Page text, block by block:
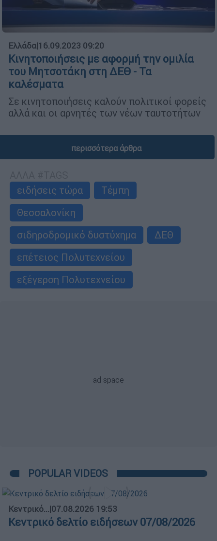
Ελλάδα|16.09.2023 09:20
Κινητοποιήσεις με αφορμή την ομιλία
του Μητσοτάκη στη ΔΕΘ - Τα
καλέσματα
Σε κινητοποιήσεις καλούν πολιτικοί φορείς
αλλά και οι αρνητές των νέων ταυτοτήτων
περισσότερα άρθρα
ειδήσεις τώρα
Τέμπη
Θεσσαλονίκη
σιδηροδρομικό δυστύχημα
ΔΕΘ
επέτειος Πολυτεχνείου
εξέγερση Πολυτεχνείου
POPULAR VIDEOS
Κεντρικό...|07.08.2026 19:53
Κεντρικό δελτίο ειδήσεων 07/08/2026